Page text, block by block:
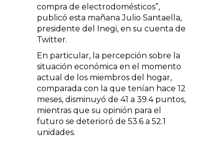
compra de electrodomésticos”,
publicó esta mañana Julio Santaella,
presidente del Inegi, en su cuenta de
Twitter.
En particular, la percepción sobre la
situación económica en el momento
actual de los miembros del hogar,
comparada con la que tenían hace 12
meses, disminuyó de 41 a 39.4 puntos,
mientras que su opinión para el
futuro se deterioró de 53.6 a 52.1
unidades.